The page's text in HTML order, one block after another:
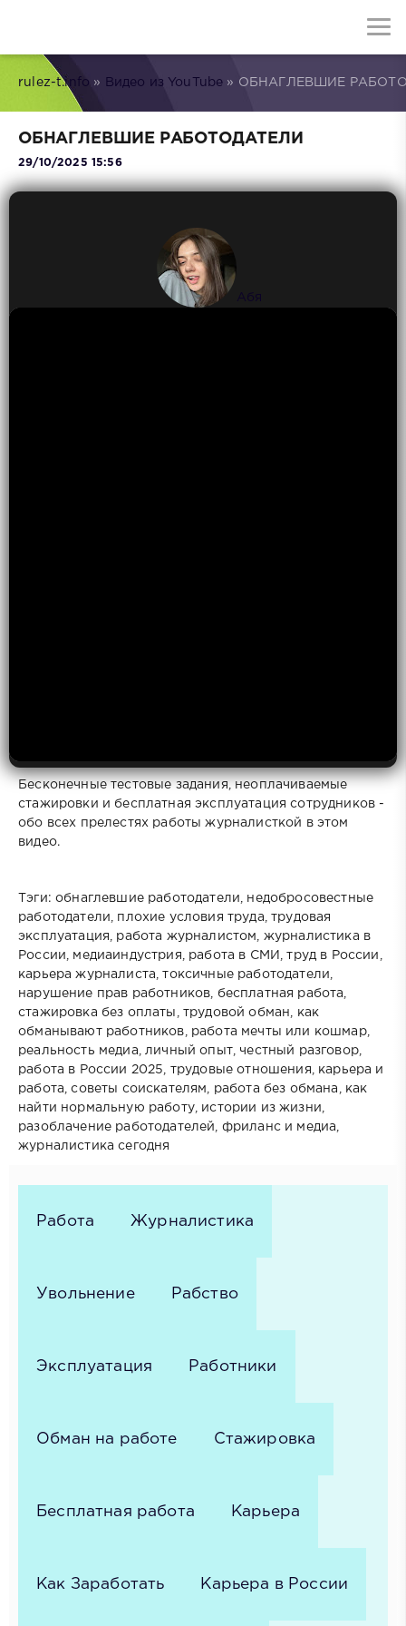
rulez-t.info » Видео из YouTube » ОБНАГЛЕВШИЕ
ОБНАГЛЕВШИЕ РАБОТОДАТЕЛИ
29/10/2025 15:56
Абя
Бесконечные тестовые задания, неоплачиваемые
стажировки и бесплатная эксплуатация сотрудников -
обо всех прелестях работы журналисткой в этом
видео.
Тэги: обнаглевшие работодатели, недобросовестные
работодатели, плохие условия труда, трудовая
эксплуатация, работа журналистом, журналистика в
России, медиаиндустрия, работа в СМИ, труд в России,
карьера журналиста, токсичные работодатели,
нарушение прав работников, бесплатная работа,
стажировка без оплаты, трудовой обман, как
обманывают работников, работа мечты или кошмар,
реальность медиа, личный опыт, честный разговор,
работа в России 2025, трудовые отношения, карьера и
работа, советы соискателям, работа без обмана, как
найти нормальную работу, истории из жизни,
разоблачение работодателей, фриланс и медиа,
журналистика сегодня
Работа Журналистика
Увольнение Рабство
Эксплуатация Работники
Обман на работе Стажировка
Бесплатная работа Карьера
Как Заработать Карьера в России